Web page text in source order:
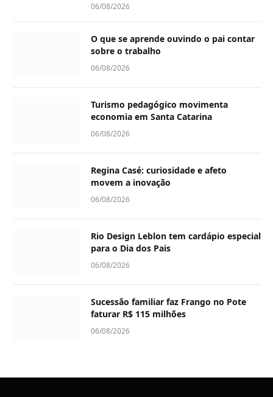
06/08/2026
O que se aprende ouvindo o pai contar
sobre o trabalho
06/08/2026
Turismo pedagógico movimenta
economia em Santa Catarina
06/08/2026
Regina Casé: curiosidade e afeto
movem a inovação
06/08/2026
Rio Design Leblon tem cardápio especial
para o Dia dos Pais
06/08/2026
Sucessão familiar faz Frango no Pote
faturar R$ 115 milhões
06/08/2026